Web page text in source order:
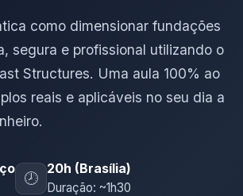
como dimensionar fundações
segura e profissional utilizando o
Structures. Uma aula 100% ao
reais e aplicáveis no seu dia a
🕗
20h (Brasília)
Duração: ~1h30